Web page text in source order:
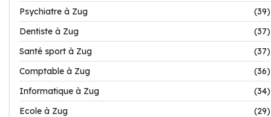
Psychiatre à Zug
(39)
Dentiste à Zug
(37)
Santé sport à Zug
(37)
Comptable à Zug
(36)
Informatique à Zug
(34)
Ecole à Zug
(29)